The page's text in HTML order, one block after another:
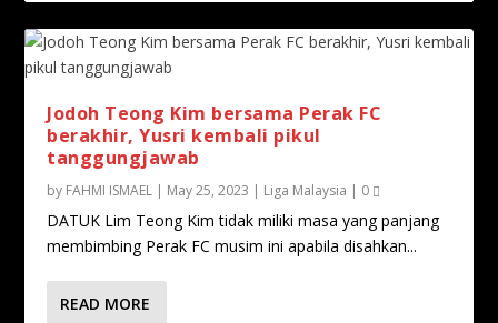
“Jurulatih kadang-kadang mesti seperti
“Bola tu macam katak, lompat-lompat” &...
“Kekalahan sukar ditelan, inilah bola
Lim Teong Kim kini bergelar Datuk
Jodoh Teong Kim bersama Perak FC
berakhir, Yusri kembali pikul
tanggungjawab
by FAHMI ISMAEL | May 25, 2023 | Liga Malaysia | 0
DATUK Lim Teong Kim tidak miliki masa yang panjang
membimbing Perak FC musim ini apabila disahkan...
READ MORE